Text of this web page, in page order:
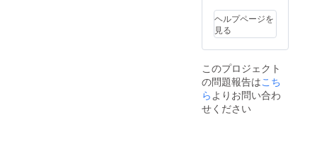
ヘルプページを
見る
このプロジェクト
の問題報告はこち
らよりお問い合わ
せください